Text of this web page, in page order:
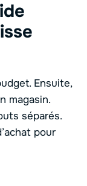
Ensuite,
magasin.
séparés.
pour